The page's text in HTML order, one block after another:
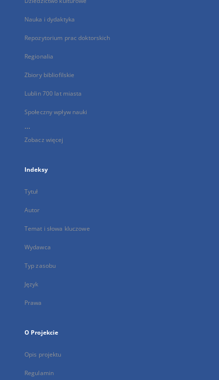
Nauka i dydaktyka
Repozytorium prac doktorskich
Regionalia
Zbiory bibliofilskie
Lublin 700 lat miasta
Społeczny wpływ nauki
...
Zobacz więcej
Indeksy
Tytuł
Autor
Temat i słowa kluczowe
Wydawca
Typ zasobu
Język
Prawa
O Projekcie
Opis projektu
Regulamin